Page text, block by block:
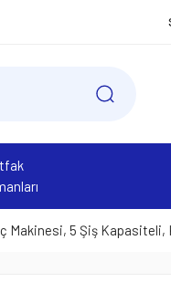
Makinesi, 5 Şiş Kapasiteli,